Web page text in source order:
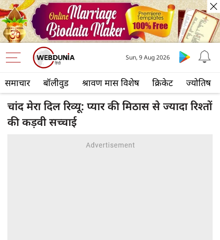
समाचार बॉलीवुड श्रावण मास विशेष क्रिकेट ज्योतिष
Sun, 9 Aug 2026
चांद मेरा दिल रिव्यू: प्यार की मिठास से ज्यादा रिश्तों
की कड़वी सच्चाई